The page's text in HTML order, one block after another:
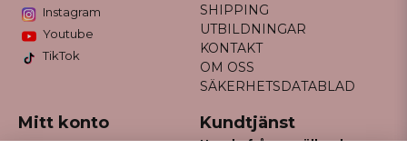
Instagram
Youtube
TikTok
SHIPPING
UTBILDNINGAR
KONTAKT
OM OSS
SÄKERHETSDATABLAD
Mitt konto Kundtjänst
Har du frågor gällande